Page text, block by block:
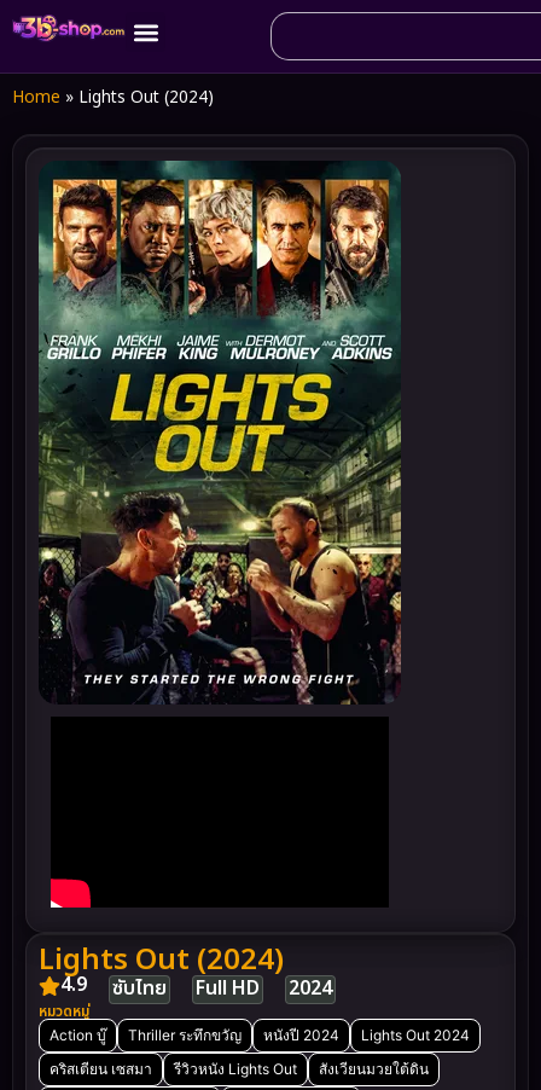
Home » Lights Out (2024)
Lights Out (2024)
4.9 ซับไทย Full HD 2024
หมวดหมู่
Action บู๊ Thriller ระทึกขวัญ หนังปี 2024
Lights Out 2024
คริสเตียน เซสมา
รีวิวหนัง Lights Out
สังเวียนมวยใต้ดิน